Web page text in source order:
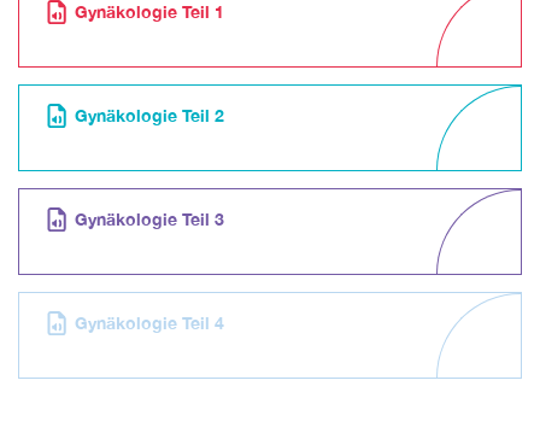
Gynäkologie Teil 1
Gynäkologie Teil 2
Gynäkologie Teil 3
Gynäkologie Teil 4